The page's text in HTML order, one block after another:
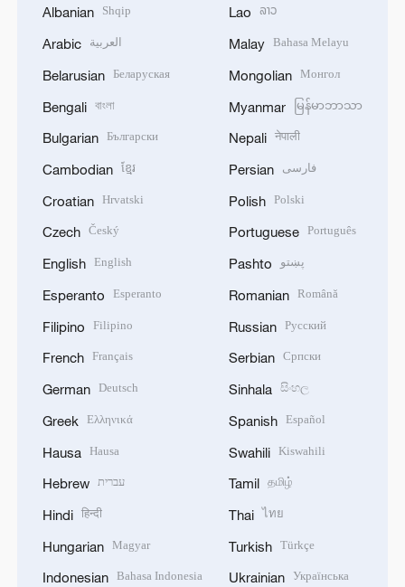
Albanian Shqip
Arabic العربية
Belarusian Беларуская
Bengali বাংলা
Bulgarian Български
Cambodian ខ្មែរ
Croatian Hrvatski
Czech Český
English English
Esperanto Esperanto
Filipino Filipino
French Français
German Deutsch
Greek Ελληνικά
Hausa Hausa
Hebrew עברית
Hindi हिन्दी
Hungarian Magyar
Indonesian Bahasa Indonesia
Lao ລາວ
Malay Bahasa Melayu
Mongolian Монгол
Myanmar မြန်မာဘာသာ
Nepali नेपाली
Persian فارسی
Polish Polski
Portuguese Português
Pashto پښتو
Romanian Română
Russian Русский
Serbian Српски
Sinhala සිංහල
Spanish Español
Swahili Kiswahili
Tamil தமிழ்
Thai ไทย
Turkish Türkçe
Ukrainian Українська